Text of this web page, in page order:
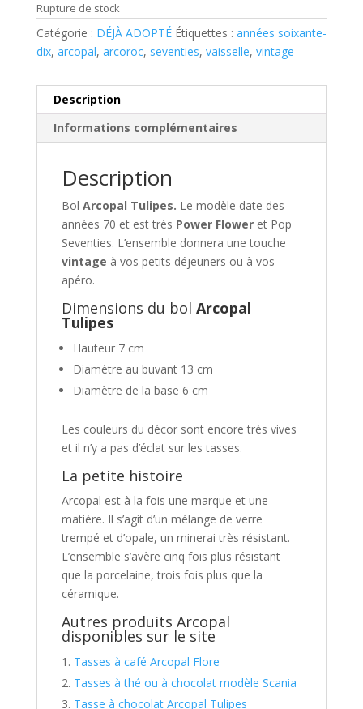
Rupture de stock
Catégorie : DÉJÀ ADOPTÉ Étiquettes : années soixante-
dix, arcopal, arcoroc, seventies, vaisselle, vintage
Description
Informations complémentaires
Description
Bol Arcopal Tulipes. Le modèle date des
années 70 et est très Power Floweret Pop
Seventies. L’ensemble donnera une touche
vintage à vos petits déjeuners ou à vos
apéro.
Dimensions du bol Arcopal
Tulipes
Hauteur 7 cm
Diamètre au buvant 13 cm
Diamètre de la base 6 cm
Les couleurs du décor sont encore très vives
et il n’y a pas d’éclat sur les tasses.
La petite histoire
Arcopal est à la fois une marque et une
matière. Il s’agit d’un mélange de verre
trempé et d’opale, un minerai très résistant.
L’ensemble s’avère cinq fois plus résistant
que la porcelaine, trois fois plus que la
céramique.
Autres produits Arcopal
disponibles sur le site
Tasses à café Arcopal Flore
Tasses à thé ou à chocolat modèle Scania
Tasse à chocolat Arcopal Tulipes